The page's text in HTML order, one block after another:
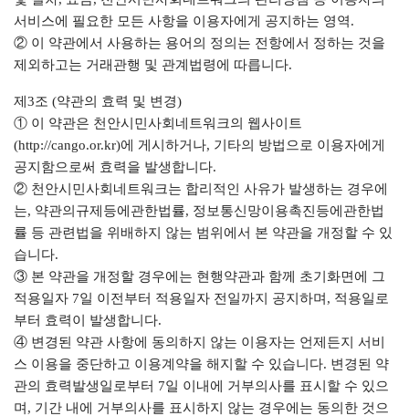
서비스에 필요한 모든 사항을 이용자에게 공지하는 영역.
② 이 약관에서 사용하는 용어의 정의는 전항에서 정하는 것을
제외하고는 거래관행 및 관계법령에 따릅니다.
제3조 (약관의 효력 및 변경)
① 이 약관은 천안시민사회네트워크의 웹사이트
(http://cango.or.kr)에 게시하거나, 기타의 방법으로 이용자에게
공지함으로써 효력을 발생합니다.
② 천안시민사회네트워크는 합리적인 사유가 발생하는 경우에
는, 약관의규제등에관한법률, 정보통신망이용촉진등에관한법
률 등 관련법을 위배하지 않는 범위에서 본 약관을 개정할 수 있
습니다.
③ 본 약관을 개정할 경우에는 현행약관과 함께 초기화면에 그
적용일자 7일 이전부터 적용일자 전일까지 공지하며, 적용일로
부터 효력이 발생합니다.
④ 변경된 약관 사항에 동의하지 않는 이용자는 언제든지 서비
스 이용을 중단하고 이용계약을 해지할 수 있습니다. 변경된 약
관의 효력발생일로부터 7일 이내에 거부의사를 표시할 수 있으
며, 기간 내에 거부의사를 표시하지 않는 경우에는 동의한 것으